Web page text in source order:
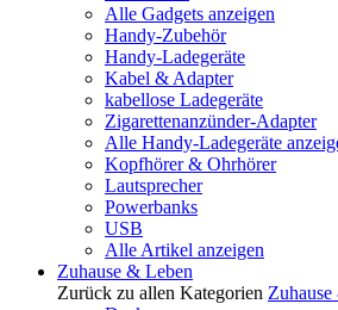
Alle Gadgets anzeigen
Handy-Zubehör
Handy-Ladegeräte
Kabel & Adapter
kabellose Ladegeräte
Zigarettenanzünder-Adapter
Alle Handy-Ladegeräte
Kopfhörer & Ohrhörer
Lautsprecher
Powerbanks
USB
Alle Artikel anzeigen
Zuhause & Leben
Zurück zu allen Kategorien